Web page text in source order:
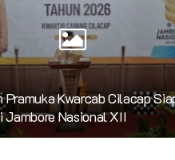
Pramuka Kwarcab Cilacap
Jambore Nasional XII